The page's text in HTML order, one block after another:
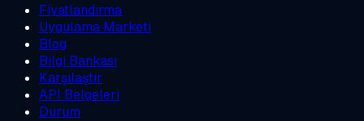
Fiyatlandırma
Uygulama Marketi
Blog
Bilgi Bankası
Karşılaştır
API Belgeleri
Durum